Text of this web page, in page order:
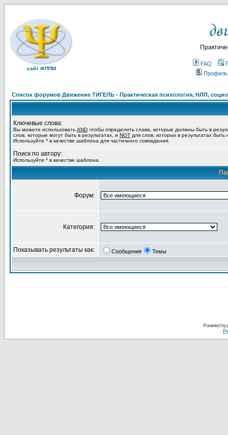
сайт ФППМ
FAQ
Профиль
Список форумов Движение ТИГЕЛЬ - Практическая психология, НЛП,
Ключевые слова:
Вы можете использовать AND чтобы определить слова, которые должны быть в
слов, которые могут быть в результатах, и NOT для слов, которых в результатах
Используйте * в качестве шаблона для частичного совпадения.
Поиск по автору:
Используйте * в качестве шаблона
Форум:
Категория:
Показывать результаты как: Сообщения Темы
Powered by